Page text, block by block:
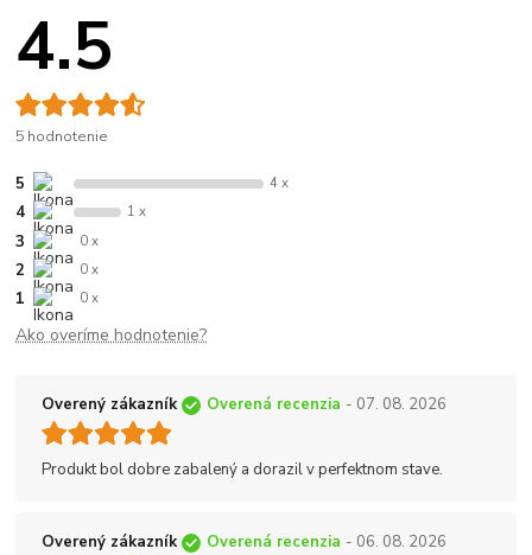
4.5
5 hodnotenie
5 4 x
4 1 x
3 0 x
2 0 x
1 0 x
Ako overíme hodnotenie?
Overený zákazník Overená recenzia - 07. 08. 2026
Produkt bol dobre zabalený a dorazil v perfektnom stave.
Overený zákazník Overená recenzia - 06. 08. 2026